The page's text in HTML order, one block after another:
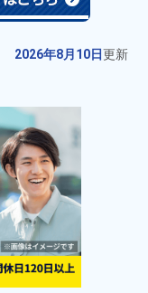
2026年8月10日更新